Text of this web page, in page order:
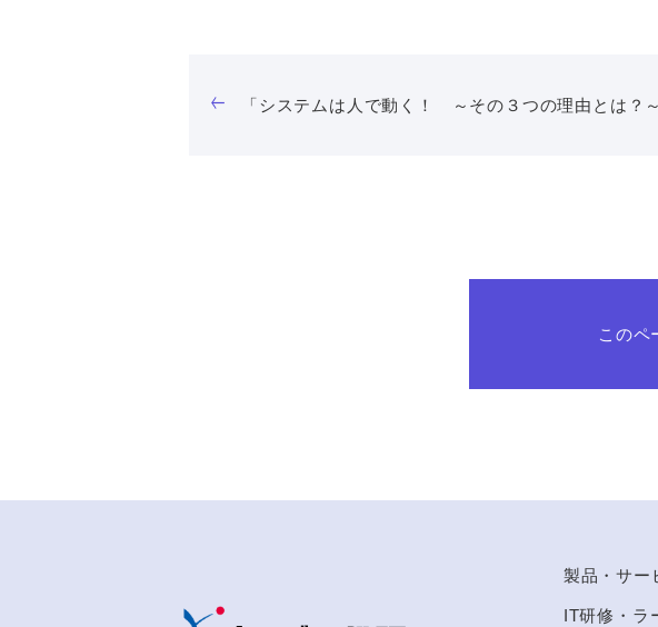
「システムは人で動く！ ～その３つの理由とは？～
このペ
製品・サー
IT研修・ラ